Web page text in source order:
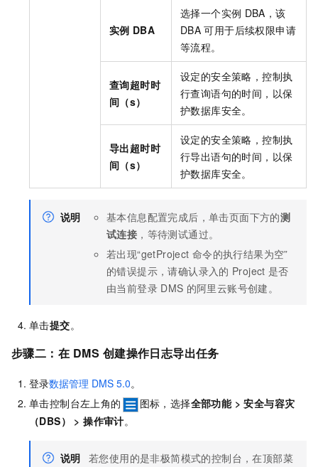
实例 DBA
选择一个实例 DBA，该
DBA 可用于后续权限申请
等流程。
查询超时时
间（s）
设定的安全策略，控制执
行查询语句的时间，以保
护数据库安全。
导出超时时
间（s）
设定的安全策略，控制执
行导出语句的时间，以保
护数据库安全。
说明 基本信息配置完成后，单击页面下方的测
试连接 ，等待测试通过。
若出现“getProject 命令的执行结果为空”
的错误提示，请确认录入的 Project 是否
由当前登录 DMS 的阿里云账号创建。
单击提交。
步骤二：在 DMS 创建操作日志导出任务
登录数据管理 DMS 5.0。
单击控制台左上角的
图标，选择全部功能>安全与容灾
（DBS）
>操作审计。
说明 若您使用的是非极简模式的控制台，在顶部菜